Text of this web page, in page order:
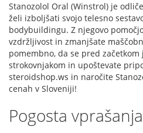
Stanozolol Oral (Winstrol) je
želi izboljšati svojo telesno
bodybuildingu. Z njegovo
vzdržljivost in zmanjšate
pomembno, da se pred
strokovnjakom in upoštevate
steroidshop.ws in naročite
cenah v Sloveniji!
Pogosta